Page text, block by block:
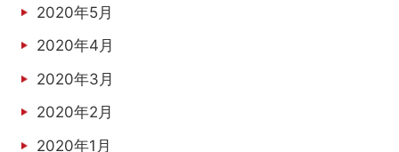
2020年5月
2020年4月
2020年3月
2020年2月
2020年1月